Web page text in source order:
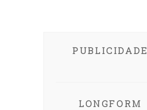
PUBLICIDADE
LONGFORM